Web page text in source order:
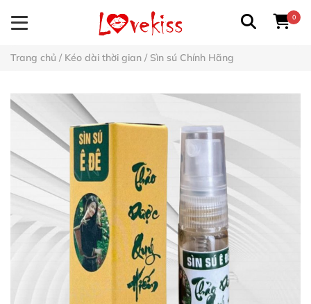
0
Trang chủ / Kéo dài thời gian / Sìn sú Chính Hãng